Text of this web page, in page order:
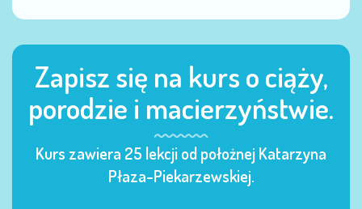
Zapisz się na kurs o ciąży,
porodzie i macierzyństwie.
Kurs zawiera 25 lekcji od położnej Katarzyna
Płaza-Piekarzewskiej.